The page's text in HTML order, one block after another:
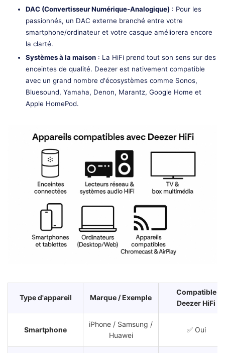
DAC (Convertisseur Numérique-Analogique) : Pour les
passionnés, un DAC externe branché entre votre
smartphone/ordinateur et votre casque améliorera encore
la clarté.
Systèmes à la maison : La HiFi prend tout son sens sur des
enceintes de qualité. Deezer est nativement compatible
avec un grand nombre d'écosystèmes comme Sonos,
Bluesound, Yamaha, Denon, Marantz, Google Home et
Apple HomePod.
Type d'appareil Marque / Exemple
Compatible
Deezer HiFi
Smartphone
iPhone / Samsung /
Huawei
✅ Oui